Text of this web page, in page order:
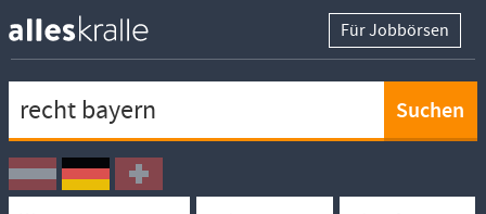
Für Jobbörsen
Ortssuche
Umkreissuche
Arbeitsform